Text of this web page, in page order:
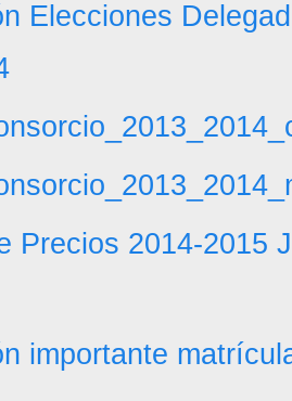
Elecciones
Precios 2014-2015
importante